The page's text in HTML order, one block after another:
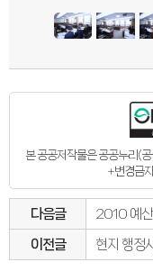
본 공공저작물은 공공누리(
+변경금
다음글
2010 예
이전글
현지 행정